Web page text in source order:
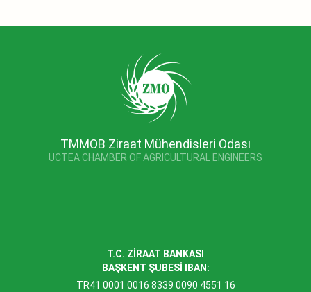
TMMOB Ziraat Mühendisleri Odası
UCTEA CHAMBER OF AGRICULTURAL ENGINEERS
T.C. ZİRAAT BANKASI
BAŞKENT ŞUBESİ IBAN:
TR41 0001 0016 8339 0090 4551 16